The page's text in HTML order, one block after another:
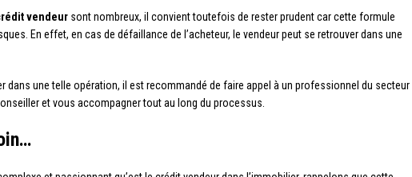
vendeur sont nombreux, il convient toutefois de rester prudent car cette formule
En effet, en cas de défaillance de l’acheteur, le vendeur peut se retrouver dans une
dans une telle opération, il est recommandé de faire appel à un professionnel du secteur
et vous accompagner tout au long du processus.